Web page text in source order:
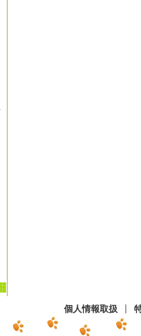
個人情報取扱